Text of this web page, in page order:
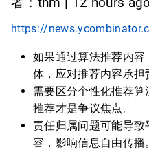
https://
如果通过算法推荐内
体，应对推荐内容承担
需要区分个性化推荐
推荐才是争议焦点。
责任归属问题可能导
容，影响信息自由传播